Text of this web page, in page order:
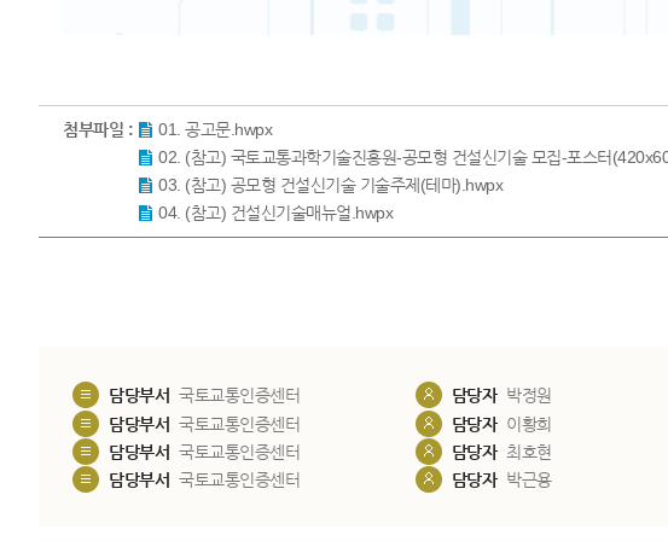
첨부파일 :
01. 공고문.hwpx
02. (참고) 국토교통과학기술진흥원-공모형 건설신기술 모집-포스터
03. (참고) 공모형 건설신기술 기술주제(테마).hwpx
04. (참고) 건설신기술매뉴얼.hwpx
담당부서 국토교통인증센터 담당자 박정원
담당부서 국토교통인증센터 담당자 이황희
담당부서 국토교통인증센터 담당자 최호현
담당부서 국토교통인증센터 담당자 박근용